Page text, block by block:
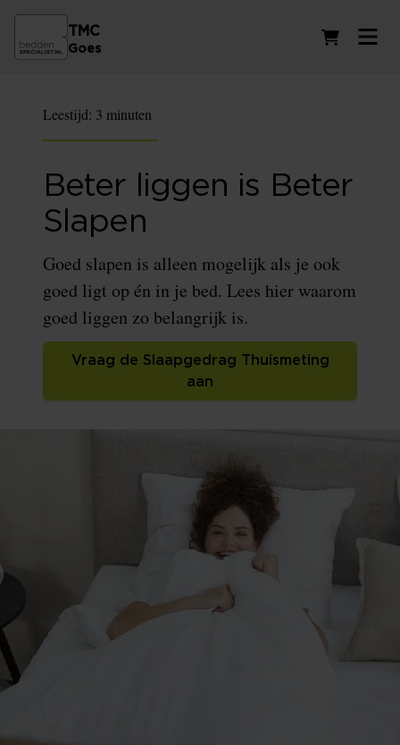
TMC
Goes
Leestijd: 3 minuten
Beter liggen is Beter
Slapen
Goed slapen is alleen mogelijk als je ook
goed ligt op én in je bed. Lees hier waarom
goed liggen zo belangrijk is.
Vraag de Slaapgedrag Thuismeting
aan